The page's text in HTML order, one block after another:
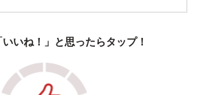
いね！」と思ったらタップ！